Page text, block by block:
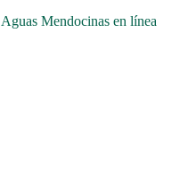
Mendocinas en línea